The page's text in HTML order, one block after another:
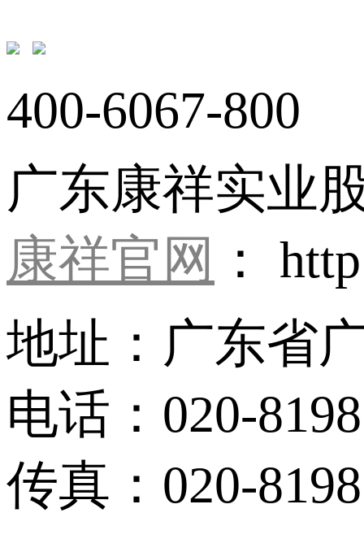
400-6067-800
广东康祥实业
康祥官网 ：
地址：广东省
电话：020-
传真：020-